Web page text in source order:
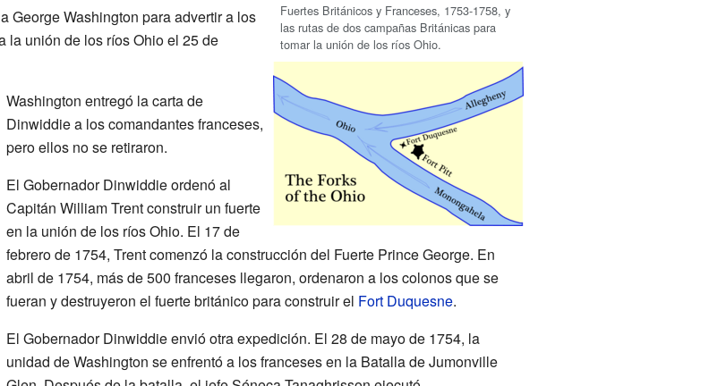
Fuertes Británicos y Franceses, 1753-1758, y
las rutas de dos campañas Británicas para
tomar la unión de los ríos Ohio.
George Washington para advertir a los
la unión de los ríos Ohio el 25 de
Washington entregó la carta de
Dinwiddie a los comandantes franceses,
pero ellos no se retiraron.
El Gobernador Dinwiddie ordenó al
Capitán William Trent construir un fuerte
en la unión de los ríos Ohio. El 17 de
febrero de 1754, Trent comenzó la construcción del Fuerte Prince George. En
abril de 1754, más de 500 franceses llegaron, ordenaron a los colonos que se
fueran y destruyeron el fuerte británico para construir el Fort Duquesne.
El Gobernador Dinwiddie envió otra expedición. El 28 de mayo de 1754, la
unidad de Washington se enfrentó a los franceses en la Batalla de Jumonville